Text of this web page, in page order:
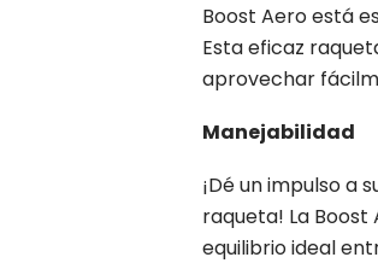
Boost Aero está
Esta eficaz
aprovechar
Manejabilidad
¡Dé un impulso a
raqueta! La
equilibrio ideal